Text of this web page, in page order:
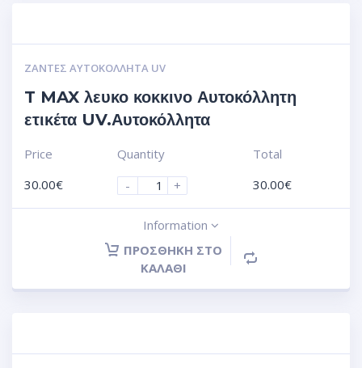
ΖΆΝΤΕΣ ΑΥΤΟΚΌΛΛΗΤΑ UV
T MAX λευκο κοκκινο Αυτοκόλλητη
ετικέτα UV.Αυτοκόλλητα
Price
30.00€
Quantity
-
+
Total
30.00€
Information
ΠΡΟΣΘΉΚΗ ΣΤΟ
ΚΑΛΆΘΙ